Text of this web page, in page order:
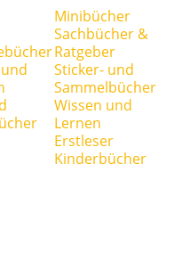
Minibücher
Sachbücher &
Ratgeber
Sticker- und
Sammelbücher
Wissen und
Lernen
Erstleser
Kinderbücher